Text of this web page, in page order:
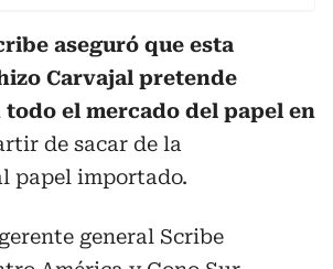
aseguró que esta
Carvajal pretende
todo el mercado del papel en
de sacar de la
papel importado.
general Scribe